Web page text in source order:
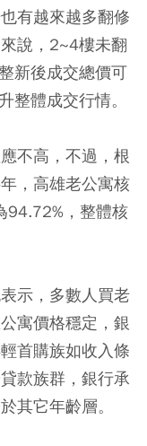
有越來越多翻修
說，2~4樓未翻
新後成交總價可
整體成交行情。
不高，不過，根
，高雄老公寓核
94.72%，整體核
示，多數人買老
寓價格穩定，銀
首購族如收入條
款族群，銀行承
其它年齡層。